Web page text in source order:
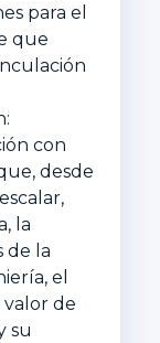
para el
que
con
desde
la
de la
el
valor de
su